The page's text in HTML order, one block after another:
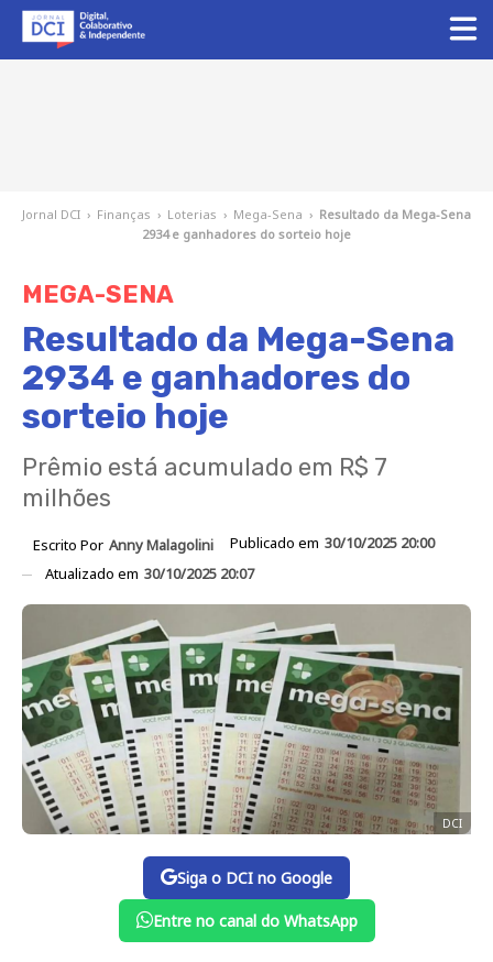
Jornal DCI › Finanças › Loterias › Mega-Sena › Resultado da Mega-Sena
2934 e ganhadores do sorteio hoje
MEGA-SENA
Resultado da Mega-Sena
2934 e ganhadores do
sorteio hoje
Prêmio está acumulado em R$ 7
milhões
Escrito Por Anny Malagolini Publicado em 30/10/2025 20:00
Atualizado em 30/10/2025 20:07
DCI
Siga o DCI no Google
Entre no canal do WhatsApp